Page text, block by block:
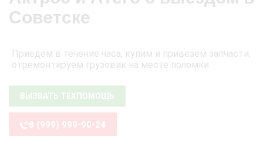
Советске
Приедем в течение часа, купим и привезём запчасти,
отремонтируем грузовик на месте поломки
ВЫЗВАТЬ ТЕХПОМОЩЬ
8 (999) 999-90-24